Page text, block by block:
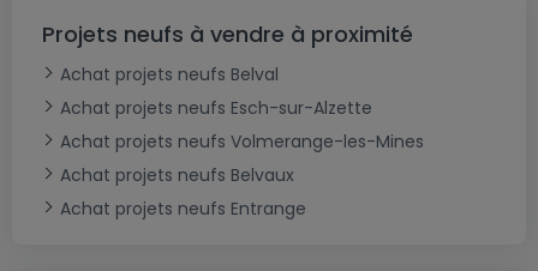
Projets neufs à vendre à proximité
Achat projets neufs Belval
Achat projets neufs Esch-sur-Alzette
Achat projets neufs Volmerange-les-Mines
Achat projets neufs Belvaux
Achat projets neufs Entrange